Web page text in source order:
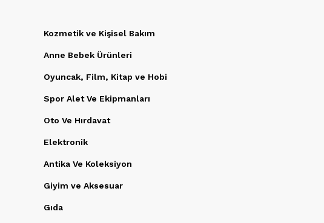
Kozmetik ve Kişisel Bakım
Anne Bebek Ürünleri
Oyuncak, Film, Kitap ve Hobi
Spor Alet Ve Ekipmanları
Oto Ve Hırdavat
Elektronik
Antika Ve Koleksiyon
Giyim ve Aksesuar
Gıda